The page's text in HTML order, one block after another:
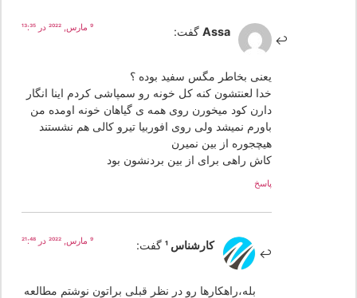
Assa گفت:
یعنی بخاطر مگس سفید بوده ؟
خدا لعنتشون کنه کل خونه رو سمپاشی کردم اینا انگار
دارن کود میخورن روی همه ی گیاهان خونه اومده من
باورم نمیشد ولی روی افوربیا تیرو کالی هم نشستند
هیچجوره از بین نمیرن
کاش راهی برای از بین بردنشون بود
کارشناس 1 گفت:
بله،راهکارها رو در نظر قبلی براتون نوشتم مطالعه